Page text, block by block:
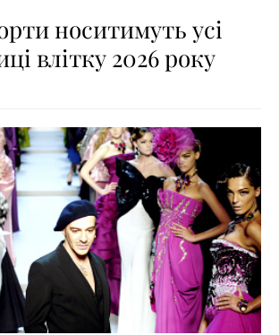
носитимуть усі
влітку 2026 року